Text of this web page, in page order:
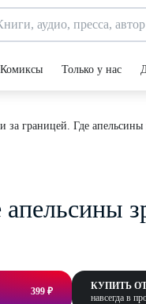
Комиксы Только у нас
за границей. Где апельсины
399 ₽
КУПИТЬ
навсегда в